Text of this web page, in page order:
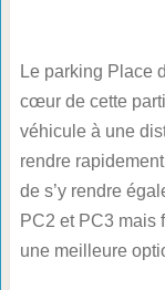
Le parking Place
cœur de cette
véhicule à une
rendre
de s’y rendre
PC2 et PC3 mais
une meilleure